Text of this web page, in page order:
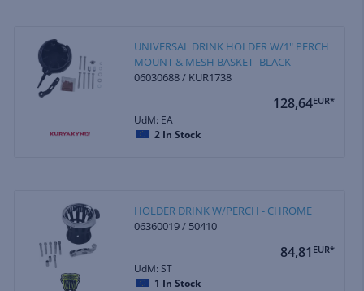
UNIVERSAL DRINK HOLDER W/1" PERCH
MOUNT & MESH BASKET -BLACK
06030688 / KUR1738
128,64EUR*
UdM: EA
2 In Stock
HOLDER DRINK W/PERCH - CHROME
06360019 / 50410
84,81 EUR*
UdM: ST
1 In Stock